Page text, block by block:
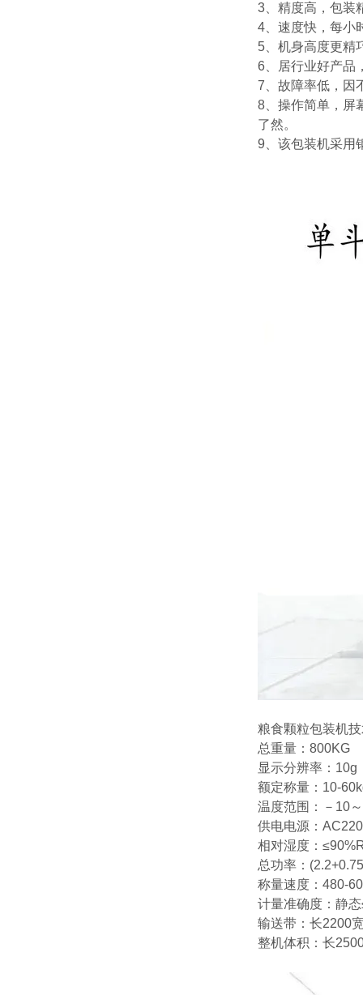
3、精度高，包装
4、速度快，每小
5、机身高度更精
6、居行业好产品
7、故障率低，因
8、操作简单，屏
了然。
9、该包装机采用
粮食颗粒包装机
总重量：800KG
显示分辨率：10g
额定称量：10-
温度范围：－10
供电电源：
相对湿度：
总功率：
称量速度：480-
计量准确度：静
输送带：长2200
整机体积：长